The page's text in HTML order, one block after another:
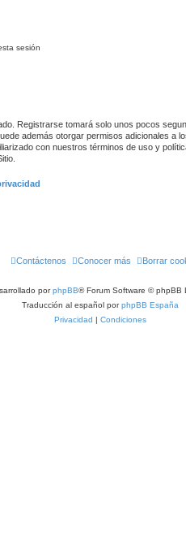
sesión
Registrarse tomará solo unos pocos
además otorgar permisos adicionales a
con nuestros términos de uso y
Borrar
Conocer más
Contáctenos
porphpBB® Forum Software © phpBB
Traducción al español porphpBB España
Privacidad | Condiciones